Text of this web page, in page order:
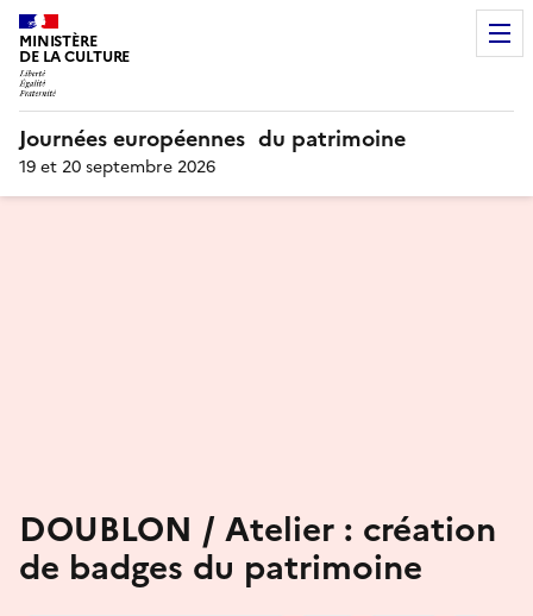
MINISTÈRE
DE LA CULTURE
Journées européennes du patrimoine
19 et 20 septembre 2026
DOUBLON / Atelier : création
de badges du patrimoine